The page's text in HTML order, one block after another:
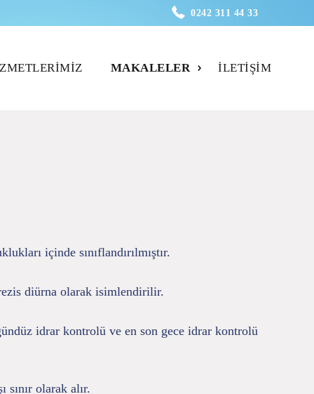
0242 311 44 33
MAKALELER İLETIŞIM
içinde sınıflandırılmıştır.
diürna olarak isimlendirilir.
idrar kontrolü ve en son gece idrar kontrolü
olarak alır.